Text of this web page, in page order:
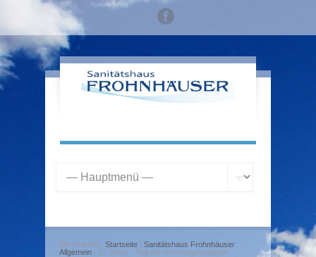
Sie sind hier: Startseite | Sanitätshaus Frohnhäuser
Allgemein | 15. März - Tag der Rückengesundheit